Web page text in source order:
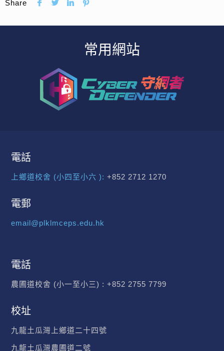
Share
常用網站
電話
上鄉道校舍 (小四至小六 ): +852 2712 1270
電郵
email@plklmceps.edu.hk
電話
農圃道校舍 (小一至小三) : +852 2755 7799
校址
九龍土瓜灣上鄉道二十四號
九龍土瓜灣農圃道二號